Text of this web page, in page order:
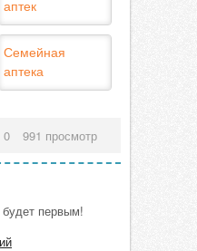
аптек
Семейная
аптека
0 991 просмотр
первым!